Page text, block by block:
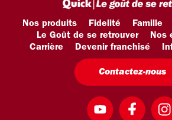
Nos produits Fidelité Famille
Le Goût de se retrouver
Nos
Carrière
Devenir franchisé
Contactez-nous